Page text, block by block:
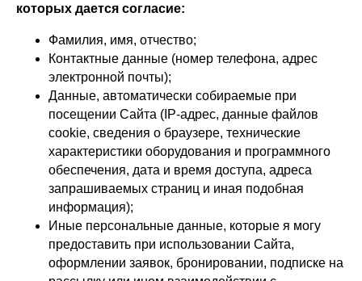
которых дается согласие:
Фамилия, имя, отчество;
Контактные данные (номер телефона, адрес
электронной почты);
Данные, автоматически собираемые при
посещении Сайта (IP-адрес, данные файлов
cookie, сведения о браузере, технические
характеристики оборудования и программного
обеспечения, дата и время доступа, адреса
запрашиваемых страниц и иная подобная
информация);
Иные персональные данные, которые я могу
предоставить при использовании Сайта,
оформлении заявок, бронировании, подписке на